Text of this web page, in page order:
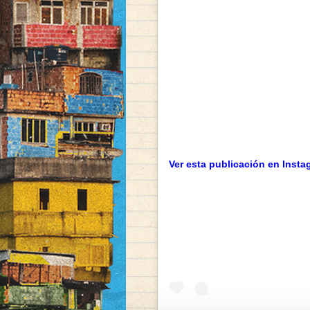
Ver esta publicación en